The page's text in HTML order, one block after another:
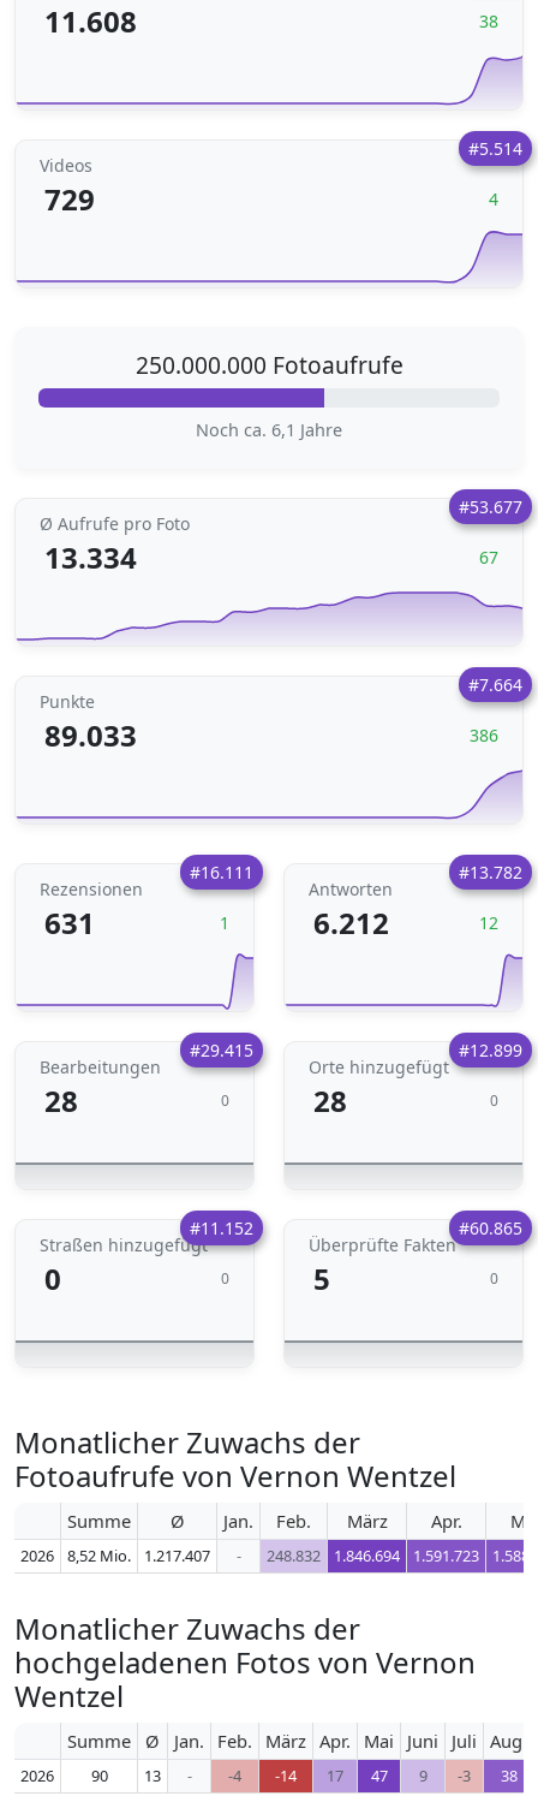
11.608 38
#5.514
Videos
729 4
250.000.000 Fotoaufrufe
Noch ca. 6,1 Jahre
#53.677
Ø Aufrufe pro Foto
13.334 67
#7.664
Punkte
89.033 386
#16.111
Rezensionen
631 1
#13.782
Antworten
6.212 12
#29.415
Bearbeitungen
28 0
#12.899
Orte hinzugefügt
28 0
#11.152
Straßen hinzugefügt
0 0
#60.865
Überprüfte Fakten
5 0
Monatlicher Zuwachs der
Fotoaufrufe von Vernon Wentzel
Summe Ø Jan. Feb. März Apr.
2026 8,52 Mio. 1.217.407 - 248.832 1.846.694 1.591.723
Monatlicher Zuwachs der
hochgeladenen Fotos von Vernon
Wentzel
Summe Ø Jan. Feb. März Apr. Mai Juni Juli Aug.
2026 90 13 - -4 -14 17 47 9 -3 38